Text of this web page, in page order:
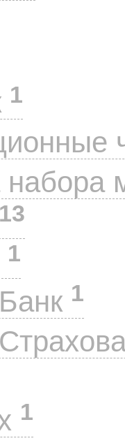
1
13
1
1
1